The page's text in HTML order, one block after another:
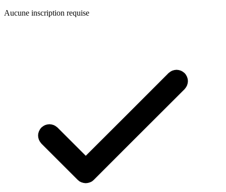
Aucune inscription requise